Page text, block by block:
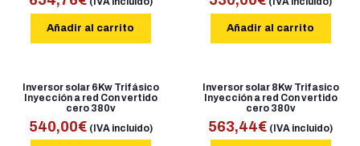
Ocasión
Blog
Añadir al carrito Añadir al carrito
Inversor solar 6Kw Trifásico
Inyección a red Con vertido
cero 380v
540,00€ (IVA incluido)
Inversor solar 8Kw Trifasico
Inyección a red Con vertido
cero 380v
563,44€ (IVA incluido)